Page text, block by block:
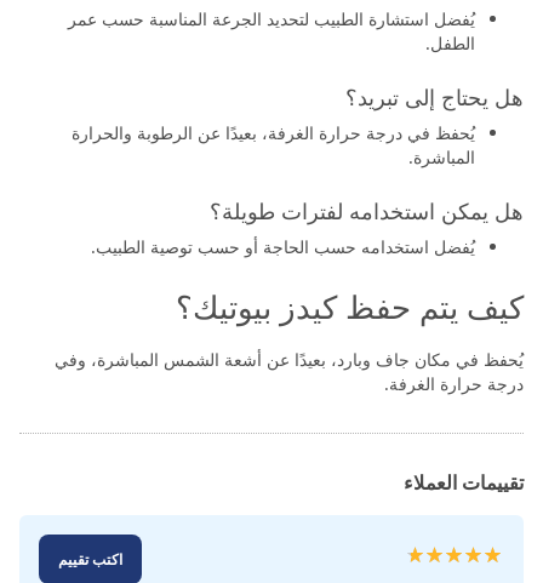
يُفضل استشارة الطبيب لتحديد الجرعة المناسبة حسب عمر
الطفل.
هل يحتاج إلى تبريد؟
يُحفظ في درجة حرارة الغرفة، بعيدًا عن الرطوبة والحرارة
المباشرة.
هل يمكن استخدامه لفترات طويلة؟
يُفضل استخدامه حسب الحاجة أو حسب توصية الطبيب.
كيف يتم حفظ كيدز بيوتيك؟
يُحفظ في مكان جاف وبارد، بعيدًا عن أشعة الشمس المباشرة، وفي
درجة حرارة الغرفة.
تقييمات العملاء
تقييم:
اكتب تقييم